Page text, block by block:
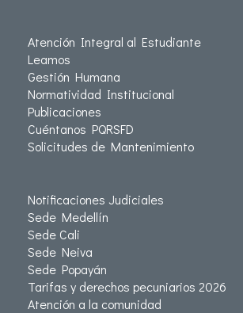
Atención Integral al Estudiante
Leamos
Gestión Humana
Normatividad Institucional
Publicaciones
Cuéntanos PQRSFD
Solicitudes de Mantenimiento
Notificaciones Judiciales
Sede Medellín
Sede Cali
Sede Neiva
Sede Popayán
Tarifas y derechos pecuniarios 2026
Atención a la comunidad